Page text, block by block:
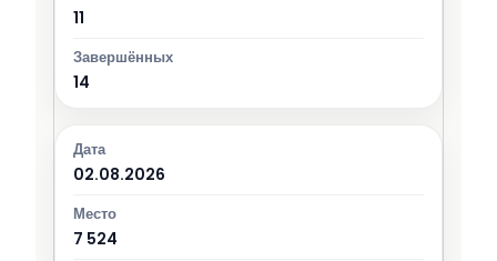
11
14
02.08.2026
7 524